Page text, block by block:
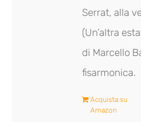
Serrat, alla
(Un’altra
di Marcello
fisarmonica.
Acquista su
Amazon